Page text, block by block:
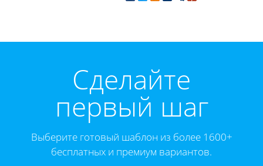
Cделайте
первый шаг
Выберите готовый шаблон из более 1600+
бесплатных и премиум вариантов.